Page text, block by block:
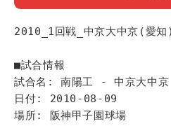
2010_1回戦_中京大中京(愛
■試合情報
試合名: 南陽工 - 中京大中京
日付: 2010-08-09
場所: 阪神甲子園球場